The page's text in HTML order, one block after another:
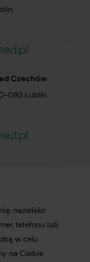
Czechów
093 Lublin
nazwisko
telefonu lub
w celu
na Ciebie